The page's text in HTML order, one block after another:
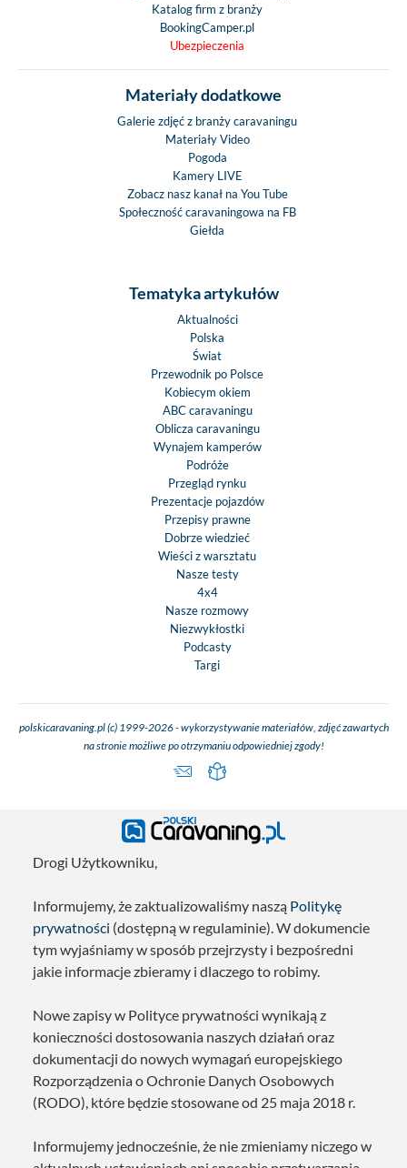
Katalog firm z branży
BookingCamper.pl
Ubezpieczenia
Materiały dodatkowe
Galerie zdjęć z branży caravaningu
Materiały Video
Pogoda
Kamery LIVE
Zobacz nasz kanał na You Tube
Społeczność caravaningowa na FB
Giełda
Tematyka artykułów
Aktualności
Polska
Świat
Przewodnik po Polsce
Kobiecym okiem
ABC caravaningu
Oblicza caravaningu
Wynajem kamperów
Podróże
Przegląd rynku
Prezentacje pojazdów
Przepisy prawne
Dobrze wiedzieć
Wieści z warsztatu
Nasze testy
4x4
Nasze rozmowy
Niezwykłostki
Podcasty
Targi
polskicaravaning.pl (c) 1999-2026 - wykorzystywanie materiałów, zdjęć zawartych
na stronie możliwe po otrzymaniu odpowiedniej zgody!
Drogi Użytkowniku,
Informujemy, że zaktualizowaliśmy naszą Politykę
prywatności (dostępną w regulaminie). W dokumencie
tym wyjaśniamy w sposób przejrzysty i bezpośredni
jakie informacje zbieramy i dlaczego to robimy.
Nowe zapisy w Polityce prywatności wynikają z
konieczności dostosowania naszych działań oraz
dokumentacji do nowych wymagań europejskiego
Rozporządzenia o Ochronie Danych Osobowych
(RODO), które będzie stosowane od 25 maja 2018 r.
Informujemy jednocześnie, że nie zmieniamy niczego w